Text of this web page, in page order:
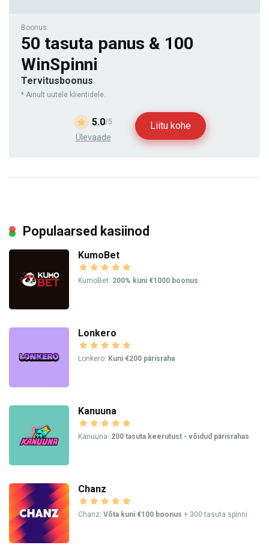
Boonus:
50 tasuta panus & 100
WinSpinni
Tervitusboonus
* Ainult uutele klientidele.
5.0/5
Ülevaade
Liitu kohe
Populaarsed kasiinod
KumoBet
KumoBet: 200% kuni €1000 boonus
Lonkero
Lonkero: Kuni €200 pärisraha
Kanuuna
Kanuuna: 200 tasuta keerutust - võidud pärisrahas
Chanz
Chanz: Võta kuni €100 boonus + 300 tasuta spinni